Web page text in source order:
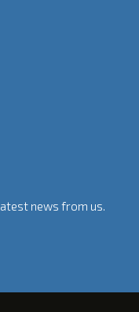
news from us.